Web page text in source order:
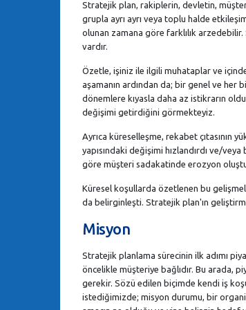
Stratejik plan, rakiplerin, devletin,
grupla ayrı ayrı veya toplu halde
olunan zamana göre farklılık
vardır.
Özetle, işiniz ile ilgili muhataplar ve
aşamanın ardından da; bir genel ve her
dönemlere kıyasla daha az istikrarın
değişimi getirdiğini görmekteyiz.
Ayrıca küreselleşme, rekabet çıtasının
yapısındaki değişimi hızlandırdı ve/
göre müşteri sadakatinde erozyon
Küresel koşullarda özetlenen bu
da belirginleşti. Stratejik plan'ın
Misyon
Stratejik planlama sürecinin ilk adımı
öncelikle müşteriye bağlıdır. Bu arada,
gerekir. Sözü edilen biçimde kendi iş
istediğimizde; misyon durumu, bir